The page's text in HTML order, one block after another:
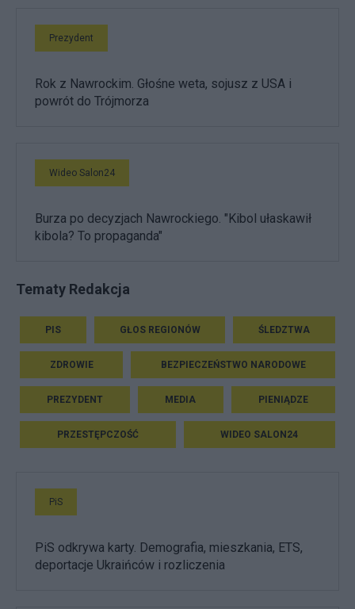
Prezydent
Rok z Nawrockim. Głośne weta, sojusz z USA i
powrót do Trójmorza
Wideo Salon24
Burza po decyzjach Nawrockiego. "Kibol ułaskawił
kibola? To propaganda"
Tematy Redakcja
PIS GŁOS REGIONÓW ŚLEDZTWA
ZDROWIE BEZPIECZEŃSTWO NARODOWE
PREZYDENT MEDIA PIENIĄDZE
PRZESTĘPCZOŚĆ WIDEO SALON24
PiS
PiS odkrywa karty. Demografia, mieszkania, ETS,
deportacje Ukraińców i rozliczenia